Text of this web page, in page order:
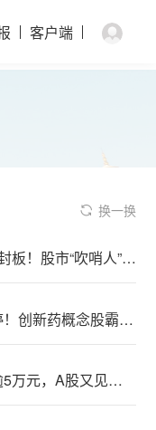
客户端
换一换
红板科技开盘9分钟强势封板！股市“吹哨人”突然改口！市场风向变了？
百花医药开盘两分钟涨停！创新药概念股霸屏，业绩预喜股来了
展芯股份一签最多浮盈逾5万元，A股又见肉签